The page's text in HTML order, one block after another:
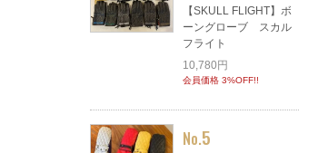
【SKULL FLIGHT】ボ
ーングローブ スカル
フライト
10,780円
会員価格 3%OFF!!
No.5